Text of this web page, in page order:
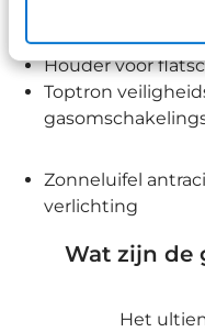
Houder voor
Toptron
Zonneluifel
verlichting
Wat zijn de
Het